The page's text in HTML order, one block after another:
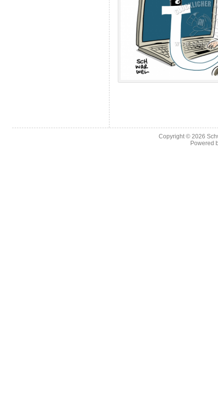
Copyright © 2026
Powered